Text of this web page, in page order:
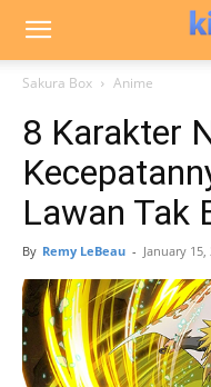
Sakura Box Anime
8 Karakter
Lawan Tak
By Remy LeBeau - January 15,